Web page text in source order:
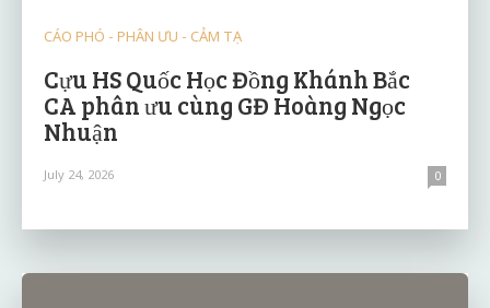
CÁO PHÓ - PHÂN ƯU - CẢM TẠ
Cựu HS Quốc Học Đồng Khánh Bắc
CA phân ưu cùng GĐ Hoàng Ngọc
Nhuận
July 24, 2026 0